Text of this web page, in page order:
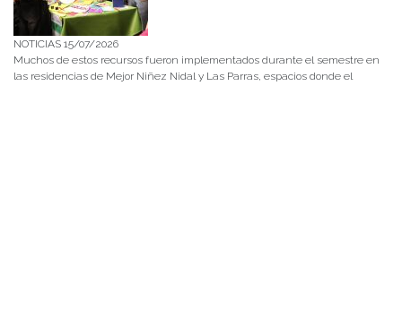
NOTICIAS 15/07/2026
Muchos de estos recursos fueron implementados durante el semestre en
las residencias de Mejor Niñez Nidal y Las Parras, espacios donde el